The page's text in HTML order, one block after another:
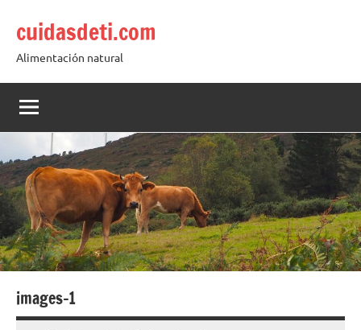
contenido
cuidasdeti.com
Alimentación natural
images-1